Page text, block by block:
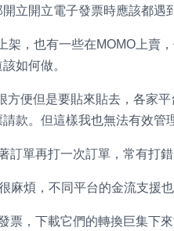
立開立電子發票時應該都遇
，也有一些在MOMO上賣
如何做。
便但是要貼來貼去，各家
款。但這樣我也無法有效管
單再打一次訂單，常有打
煩，不同平台的金流支援
票，下載它們的轉換巨集下